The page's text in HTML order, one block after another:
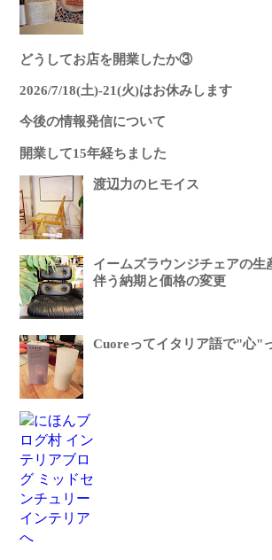
どうしてお店を開業したか③
2026/7/18(土)-21(火)はお休みします
今後の情報発信について
開業して15年経ちました
渡辺力のヒモイス
イームズラウンジチェアの生
伴う納期と価格の変更
Cuoreってイタリア語で"心"